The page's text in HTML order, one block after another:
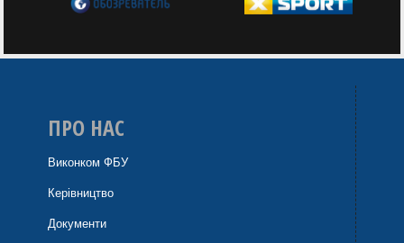
ПРО НАС
Виконком ФБУ
Керівництво
Документи